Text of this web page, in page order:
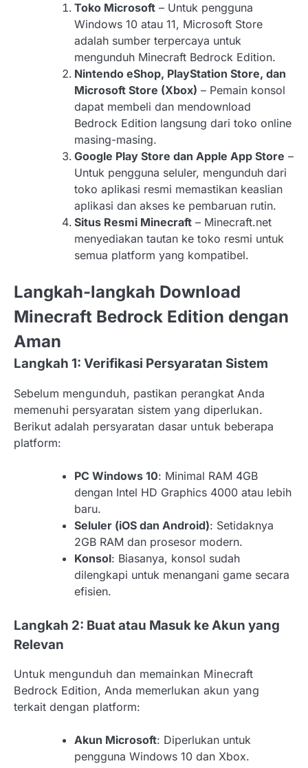
Toko Microsoft – Untuk pengguna
Windows 10 atau 11, Microsoft Store
adalah sumber terpercaya untuk
mengunduh Minecraft Bedrock Edition.
Nintendo eShop, PlayStation Store, dan
Microsoft Store (Xbox) – Pemain konsol
dapat membeli dan mendownload
Bedrock Edition langsung dari toko online
masing-masing.
Google Play Store dan Apple App Store –
Untuk pengguna seluler, mengunduh dari
toko aplikasi resmi memastikan keaslian
aplikasi dan akses ke pembaruan rutin.
Situs Resmi Minecraft – Minecraft.net
menyediakan tautan ke toko resmi untuk
semua platform yang kompatibel.
Langkah-langkah Download
Minecraft Bedrock Edition dengan
Aman
Langkah 1: Verifikasi Persyaratan Sistem
Sebelum mengunduh, pastikan perangkat Anda
memenuhi persyaratan sistem yang diperlukan.
Berikut adalah persyaratan dasar untuk beberapa
platform:
PC Windows 10: Minimal RAM 4GB
dengan Intel HD Graphics 4000 atau lebih
baru.
Seluler (iOS dan Android): Setidaknya
2GB RAM dan prosesor modern.
Konsol: Biasanya, konsol sudah
dilengkapi untuk menangani game secara
efisien.
Langkah 2: Buat atau Masuk ke Akun yang
Relevan
Untuk mengunduh dan memainkan Minecraft
Bedrock Edition, Anda memerlukan akun yang
terkait dengan platform:
Akun Microsoft: Diperlukan untuk
pengguna Windows 10 dan Xbox.